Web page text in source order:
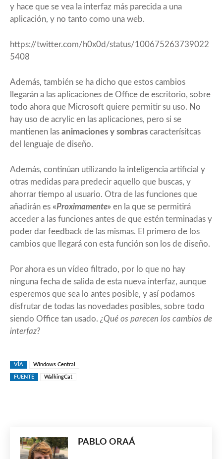
y hace que se vea la interfaz más parecida a una
aplicación, y no tanto como una web.
https://twitter.com/h0x0d/status/100675263739022
5408
Además, también se ha dicho que estos cambios
llegarán a las aplicaciones de Office de escritorio, sobre
todo ahora que Microsoft quiere permitir su uso. No
hay uso de acrylic en las aplicaciones, pero si se
mantienen las animaciones y sombras caracterísitcas
del lenguaje de diseño.
Además, continúan utilizando la inteligencia artificial y
otras medidas para predecir aquello que buscas, y
ahorrar tiempo al usuario. Otra de las funciones que
añadirán es «Proximamente» en la que se permitirá
acceder a las funciones antes de que estén terminadas y
poder dar feedback de las mismas. El primero de los
cambios que llegará con esta función son los de diseño.
Por ahora es un vídeo filtrado, por lo que no hay
ninguna fecha de salida de esta nueva interfaz, aunque
esperemos que sea lo antes posible, y así podamos
disfrutar de todas las novedades posibles, sobre todo
siendo Office tan usado. ¿Qué os parecen los cambios de
interfaz?
VÍA Windows Central
FUENTE WalkingCat
PABLO ORAÁ